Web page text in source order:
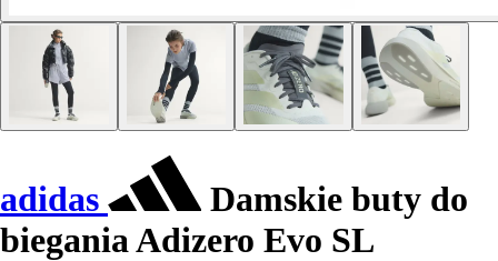
adidas
Damskie buty do
biegania Adizero Evo SL